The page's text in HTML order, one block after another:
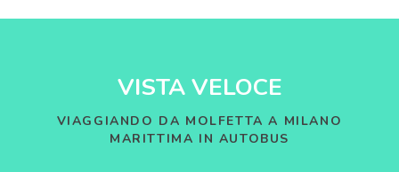
VISTA VELOCE
VIAGGIANDO DA MOLFETTA A MILANO
MARITTIMA IN AUTOBUS